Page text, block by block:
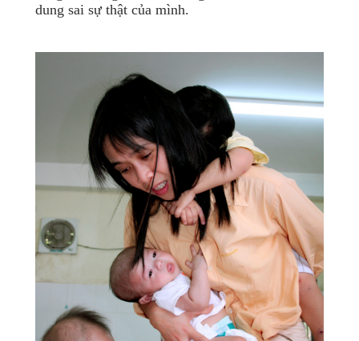
dung sai sự thật của mình.